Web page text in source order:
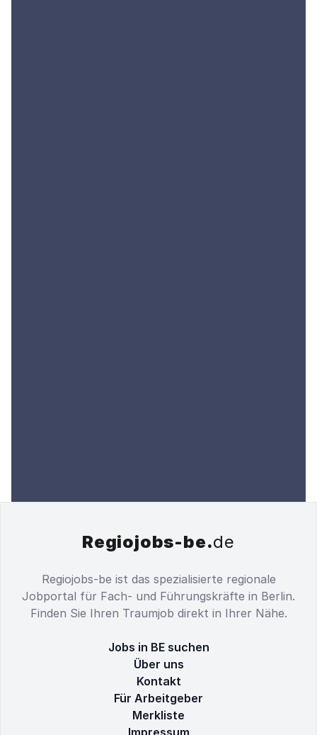
Regiojobs-be.de
Regiojobs-be ist das spezialisierte regionale
Jobportal für Fach- und Führungskräfte in Berlin.
Finden Sie Ihren Traumjob direkt in Ihrer Nähe.
Jobs in BE suchen
Über uns
Kontakt
Für Arbeitgeber
Merkliste
Impressum